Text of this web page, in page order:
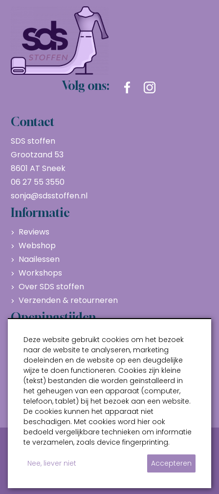
Volg ons:
Contact
SDS stoffen
Grootzand 53
8601 AT Sneek
06 27 55 3550
sonja@sdsstoffen.nl
Informatie
Reviews
Webshop
Naailessen
Workshops
Over SDS stoffen
Verzenden & retourneren
Openingstijden
Maandag
Gesloten
Dinsdag
10:00 - 17:00
Woensdag
10:00 - 17:00
Donderdag
10:00 - 17:00
Vrijdag
10:00 - 17:00
Zaterdag
10:00 - 17:00
Privacy verklaring
Algemene voorwaarden
Deze website gebruikt cookies om het bezoek
naar de website te analyseren, marketing
doeleinden en de website op een deugdelijke
wijze te doen functioneren. Cookies zijn kleine
(tekst) bestanden die worden geïnstalleerd in
het geheugen van een apparaat (computer,
telefoon, tablet) bij het bezoek aan een website.
De cookies kunnen het apparaat niet
beschadigen. Met cookies word hier ook
bedoeld vergelijkbare technieken om informatie
te verzamelen, zoals device fingerprinting.
Nee, liever niet Accepteren